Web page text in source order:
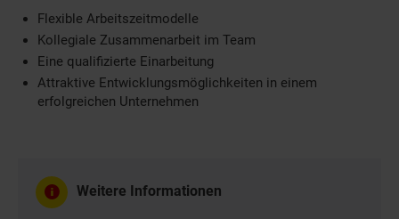
Flexible Arbeitszeitmodelle
Kollegiale Zusammenarbeit im Team
Eine qualifizierte Einarbeitung
Attraktive Entwicklungsmöglichkeiten in einem
erfolgreichen Unternehmen
Weitere Informationen